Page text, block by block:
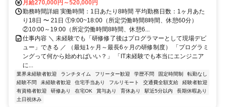
月給270,000円～520,000円
勤務時間詳細 実働時間：1日あたり8時間 平均勤務日数：1ヶ月あた
り18日 〜 21日 ①9:00~18:00（所定労働時間8時間、休憩60分）
②10:00～19:00（所定労働時間8時間、休憩6...
仕事内容 ＼ 未経験でも「研修修了後はプログラマーとして現場デビ
ュー」できる ／ （最短1ヶ月～最長6ヶ月の研修制度） 「プログラミ
ングって何から始めればいい？」 「IT未経験でも本当にエンジニア
に...
業界未経験者歓迎 ランチタイム フリーター歓迎 学歴不問 固定時間制
転勤なし
経験不問
未経験者歓迎 住宅手当あり フルリモート 交通費全額支給
経験者歓迎
有資格者歓迎
研修あり 在宅OK 賞与あり 育休あり 駅近5分以内
長期休暇あり
土日祝休み